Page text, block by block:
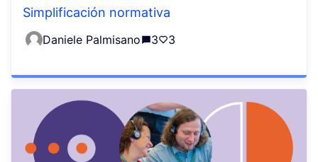
Simplificación normativa
Daniele Palmisano 3 3